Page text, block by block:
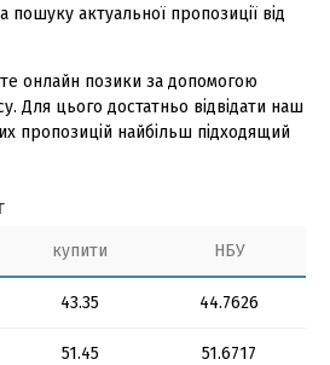
пошуку актуальної пропозиції від
онлайн позики за допомогою
Для цього достатньо відвідати наш
пропозицій найбільш підходящий
купити НБУ
43.35 44.7626
51.45 51.6717